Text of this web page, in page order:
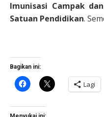
Imunisasi Campak
Satuan Pendidikan.
Bagikan ini:
Klik
untuk
Facebook(Membuka
di
Klik
untuk
berbagi
Lagi